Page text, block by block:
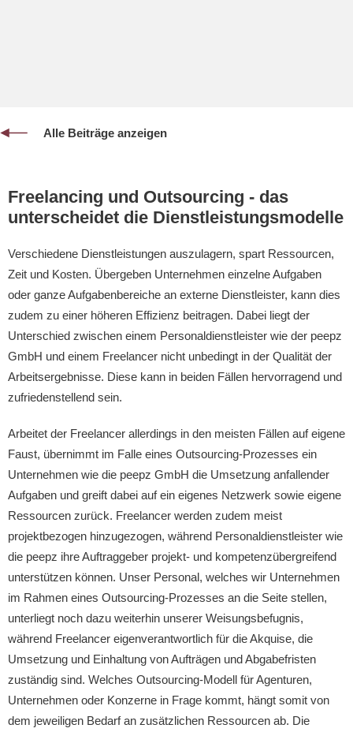
Alle Beiträge anzeigen
Freelancing und Outsourcing - das
unterscheidet die Dienstleistungsmodelle
Verschiedene Dienstleistungen auszulagern, spart Ressourcen,
Zeit und Kosten. Übergeben Unternehmen einzelne Aufgaben
oder ganze Aufgabenbereiche an externe Dienstleister, kann dies
zudem zu einer höheren Effizienz beitragen. Dabei liegt der
Unterschied zwischen einem Personaldienstleister wie der peepz
GmbH und einem Freelancer nicht unbedingt in der Qualität der
Arbeitsergebnisse. Diese kann in beiden Fällen hervorragend und
zufriedenstellend sein.
Arbeitet der Freelancer allerdings in den meisten Fällen auf eigene
Faust, übernimmt im Falle eines Outsourcing-Prozesses ein
Unternehmen wie die peepz GmbH die Umsetzung anfallender
Aufgaben und greift dabei auf ein eigenes Netzwerk sowie eigene
Ressourcen zurück. Freelancer werden zudem meist
projektbezogen hinzugezogen, während Personaldienstleister wie
die peepz ihre Auftraggeber projekt- und kompetenzübergreifend
unterstützen können. Unser Personal, welches wir Unternehmen
im Rahmen eines Outsourcing-Prozesses an die Seite stellen,
unterliegt noch dazu weiterhin unserer Weisungsbefugnis,
während Freelancer eigenverantwortlich für die Akquise, die
Umsetzung und Einhaltung von Aufträgen und Abgabefristen
zuständig sind. Welches Outsourcing-Modell für Agenturen,
Unternehmen oder Konzerne in Frage kommt, hängt somit von
dem jeweiligen Bedarf an zusätzlichen Ressourcen ab. Die